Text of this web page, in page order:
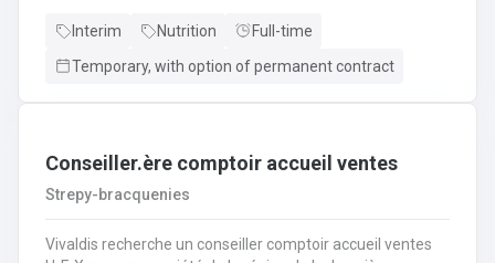
missions : Préparation et cuisson des produits : Vous
baguettes, brioches et autres produits de boulangerie en
de texture et d'apparence. Vous contrôlerez la cuisson et
qualité constante.Gestion des pâtes : Vous superviserez la
utilisation des machines de pétrissage et de
Interim Nutrition
Full-time
Temporary, with option of permanent contract
Conseiller.ère comptoir accueil ventes
Strepy-bracquenies
Vivaldis recherche un conseiller comptoir accueil ventes